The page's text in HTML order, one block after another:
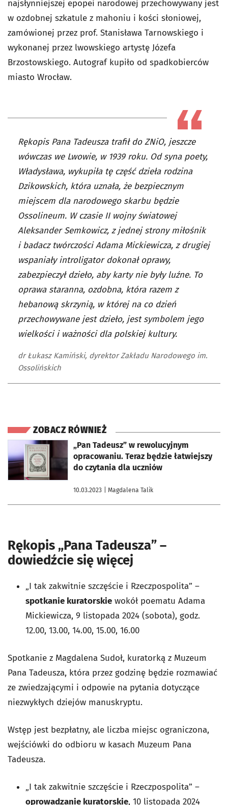
najsłynniejszej epopei narodowej przechowywany jest
w ozdobnej szkatule z mahoniu i kości słoniowej,
zamówionej przez prof. Stanisława Tarnowskiego i
wykonanej przez lwowskiego artystę Józefa
Brzostowskiego. Autograf kupiło od spadkobierców
miasto Wrocław.
Rękopis Pana Tadeusza trafił do ZNiO, jeszcze
wówczas we Lwowie, w 1939 roku. Od syna poety,
Władysława, wykupiła tę część dzieła rodzina
Dzikowskich, która uznała, że bezpiecznym
miejscem dla narodowego skarbu będzie
Ossolineum. W czasie II wojny światowej
Aleksander Semkowicz, z jednej strony miłośnik
i badacz twórczości Adama Mickiewicza, z drugiej
wspaniały introligator dokonał oprawy,
zabezpieczył dzieło, aby karty nie były luźne. To
oprawa staranna, ozdobna, która razem z
hebanową skrzynią, w której na co dzień
przechowywane jest dzieło, jest symbolem jego
wielkości i ważności dla polskiej kultury.
dr Łukasz Kamiński, dyrektor Zakładu Narodowego im.
Ossolińskich
ZOBACZ RÓWNIEŻ
„Pan Tadeusz” w rewolucyjnym
opracowaniu. Teraz będzie łatwiejszy
do czytania dla uczniów
10.03.2023 | Magdalena Talik
otworzy się w nowej karcie
Rękopis „Pana Tadeusza” –
dowiedźcie się więcej
„I tak zakwitnie szczęście i Rzeczpospolita” –
spotkanie kuratorskie wokół poematu Adama
Mickiewicza, 9 listopada 2024 (sobota), godz.
12.00, 13.00, 14.00, 15.00, 16.00
Spotkanie z Magdalena Sudoł, kuratorką z Muzeum
Pana Tadeusza, która przez godzinę będzie rozmawiać
ze zwiedzającymi i odpowie na pytania dotyczące
niezwykłych dziejów manuskryptu.
Wstęp jest bezpłatny, ale liczba miejsc ograniczona,
wejściówki do odbioru w kasach Muzeum Pana
Tadeusza.
„I tak zakwitnie szczęście i Rzeczpospolita” –
oprowadzanie kuratorskie, 10 listopada 2024